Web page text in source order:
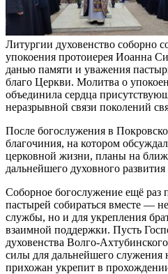
Литургии духовенство соборно
упокоения протоиерея Иоанна
данью памяти и уважения
благо Церкви. Молитва о
объединила сердца
неразрывной связи поколений
После богослужения в
благочиния, на котором
церковной жизни, планы на
дальнейшего духовного развития
Соборное богослужение ещё раз
пастырей собираться вместе —
службы, но и для укрепления
взаимной поддержки. Пусть
духовенства
силы для дальнейшего служения
прихожан укрепит в